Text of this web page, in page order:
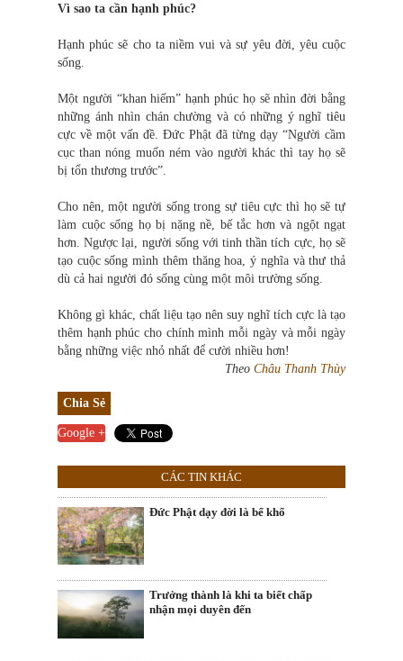
Vì sao ta cần hạnh phúc?
Hạnh phúc sẽ cho ta niềm vui và sự yêu đời, yêu cuộc
sống.
Một người “khan hiếm” hạnh phúc họ sẽ nhìn đời bằng
những ánh nhìn chán chường và có những ý nghĩ tiêu
cực về một vấn đề. Đức Phật đã từng dạy “Người cầm
cục than nóng muốn ném vào người khác thì tay họ sẽ
bị tổn thương trước”.
Cho nên, một người sống trong sự tiêu cực thì họ sẽ tự
làm cuộc sống họ bị nặng nề, bế tắc hơn và ngột ngạt
hơn. Ngược lại, người sống với tinh thần tích cực, họ sẽ
tạo cuộc sống mình thêm thăng hoa, ý nghĩa và thư thả
dù cả hai người đó sống cùng một môi trường sống.
Không gì khác, chất liệu tạo nên suy nghĩ tích cực là tạo
thêm hạnh phúc cho chính mình mỗi ngày và mỗi ngày
bằng những việc nhỏ nhất để cười nhiều hơn!
Theo Châu Thanh Thùy
Chia Sẻ
Google +
CÁC TIN KHÁC
Đức Phật dạy đời là bể khổ
Trưởng thành là khi ta biết chấp
nhận mọi duyên đến